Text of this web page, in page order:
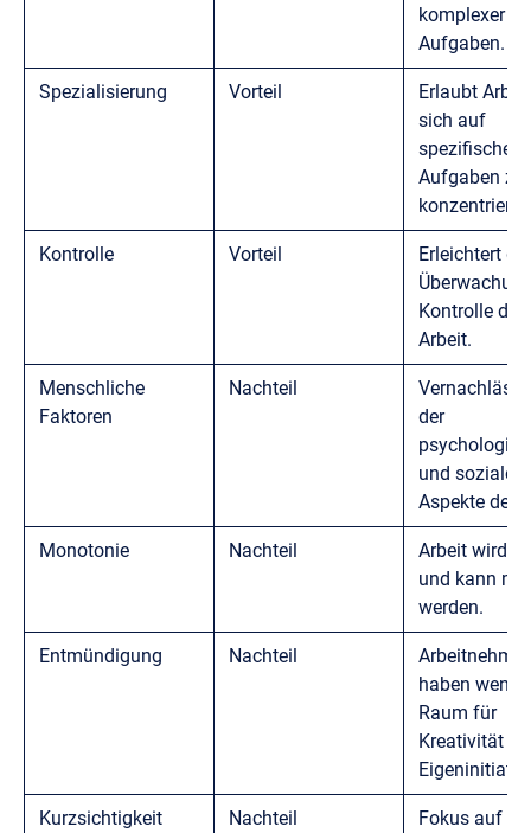
komplexer
Aufgaben.
Spezialisierung Vorteil
Erlaubt
sich auf
spezifische
Aufgaben zu
Kontrolle Vorteil
Erleichtert die
Kontrolle der
Arbeit.
Menschliche
Faktoren
Nachteil
der
und sozialen
Aspekte der
Monotonie Nachteil
Arbeit wird
und kann
werden.
Entmündigung Nachteil
Arbeitnehmer
haben wenig
Raum für
Kreativität
Kurzsichtigkeit Nachteil
Fokus auf